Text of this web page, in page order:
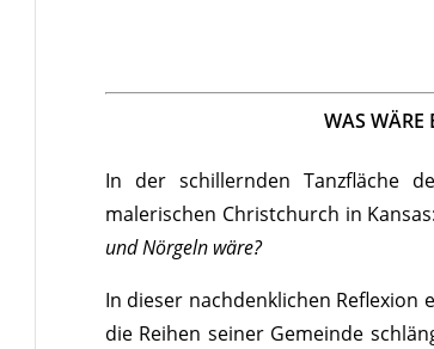
WAS WÄRE
In der schillernden Tanzfläche
malerischen Christchurch in Kansas:
und Nörgeln wäre?
In dieser nachdenklichen Reflexion
die Reihen seiner Gemeinde